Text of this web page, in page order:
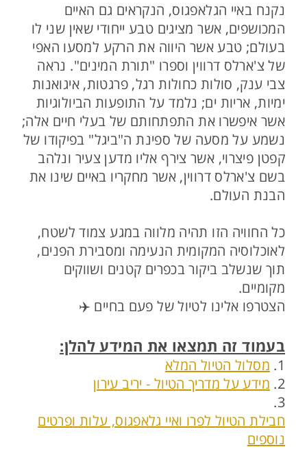
נקנח באיי הגלאפגוס, הנקראים גם האיים
המכושפים, אשר מציגים טבע ייחודי שאין שני לו
בעולם; טבע אשר היווה את הרקע למסעו האפי
של צ'ארלס דרווין וספרו "תורת המינים". נראה
צבי ענק, סולות כחולות רגל, פרגטות, איגואנות
ימיות, אריות ים; נלמד על התופעות הביולוגיות
אשר איפשרו את התפתחותם של בעלי חיים אלה;
נשמע על מסעה של ספינת ה"ביגל" בפיקודו של
קפטן פיצרוי, אשר צירף אליו מדען צעיר ונלהב
בשם צ'ארלס דרווין, אשר מחקריו באיים שינו את
הבנת העולם.
כל החוויה הזו תהיה מלווה במגע צמוד לשטח,
לאוכלוסיה המקומית הנעימה ומסבירת הפנים,
תוך שנשלב ביקור בכפרים קטנים ושווקים
מקומיים.
הצטרפו אלינו לטיול של פעם בחיים ✈️
בעמוד זה תמצאו את המידע להלן:
1. מסלול הטיול המלא
2. מידע על מדריך הטיול - יריב עירון
3.
חבילת הטיול לפרו ואיי גלאפגוס, עלות ופרטים
נוספים